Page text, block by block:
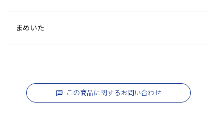
まめいた
この商品に関するお問い合わせ